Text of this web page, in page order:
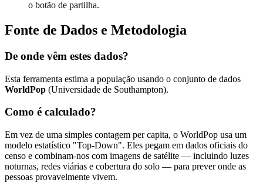
o botão de partilha.
Fonte de Dados e Metodologia
De onde vêm estes dados?
Esta ferramenta estima a população usando o conjunto de dados
WorldPop (Universidade de Southampton).
Como é calculado?
Em vez de uma simples contagem per capita, o WorldPop usa um
modelo estatístico "Top-Down". Eles pegam em dados oficiais do
censo e combinam-nos com imagens de satélite — incluindo luzes
noturnas, redes viárias e cobertura do solo — para prever onde as
pessoas provavelmente vivem.